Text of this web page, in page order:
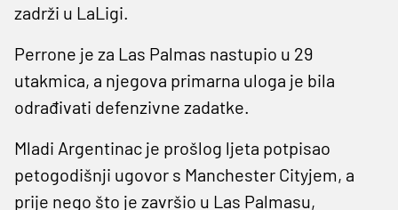
zadrži u LaLigi.
Perrone je za Las Palmas nastupio u 29
utakmica, a njegova primarna uloga je bila
odrađivati defenzivne zadatke.
Mladi Argentinac je prošlog ljeta potpisao
petogodišnji ugovor s Manchester Cityjem, a
prije nego što je završio u Las Palmasu,